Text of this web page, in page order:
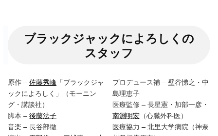
ブラックジャックによろしくの
スタッフ
原作 –佐藤秀峰 「ブラックジャ
ックによろしく」（モーニン
グ・講談社）
脚本 –後藤法子
音楽 – 長谷部徹
プロデュース補 – 壁谷悌之・中
島理恵子
医療監修 – 長星憲・加部一彦・
南淵明宏（心臓外科医）
医療協力 – 北里大学病院（神奈